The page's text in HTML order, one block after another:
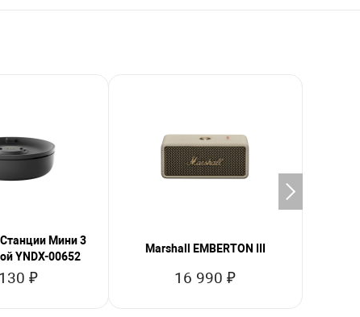
Мини 3
YNDX-00652
₽
Marshall EMBERTON III
16 990 ₽